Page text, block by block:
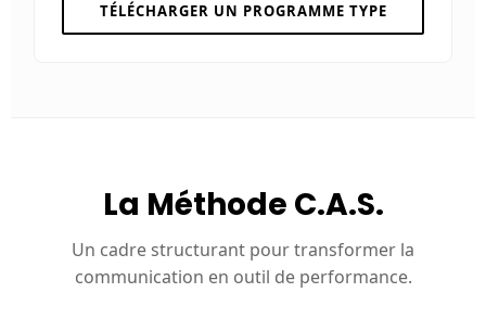
TÉLÉCHARGER UN PROGRAMME TYPE
La Méthode C.A.S.
Un cadre structurant pour transformer la
communication en outil de performance.